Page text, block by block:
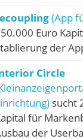
(App
Euro
der
Circle
sucht
für
der